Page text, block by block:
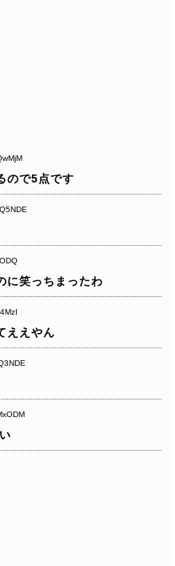
ので5点です
に笑っちまったわ
ええやん